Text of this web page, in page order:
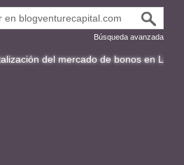
Búsqueda avanzada
de bonos en Latinoamérica